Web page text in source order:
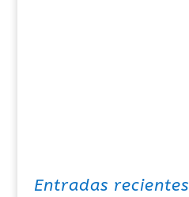
Entradas recientes